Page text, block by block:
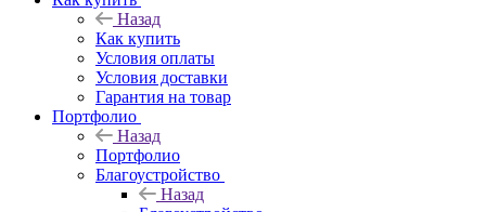
Назад
Как купить
Условия оплаты
Условия доставки
Гарантия на товар
Портфолио
Назад
Портфолио
Благоустройство
Назад